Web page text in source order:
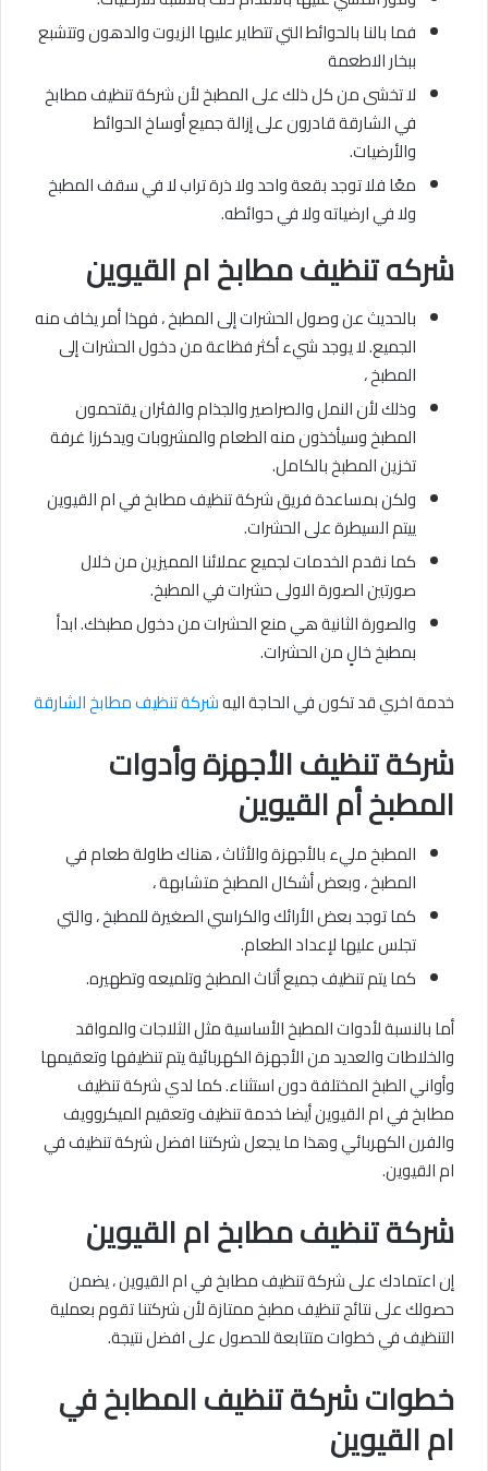
فما بالنا بالحوائط التي تتطاير عليها الزيوت والدهون وتتشبع
ببخار الاطعمة
لا تخشى من كل ذلك على المطبخ لأن شركة تنظيف مطابخ
في الشارقة قادرون على إزالة جميع أوساخ الحوائط
والأرضيات.
معًا فلا توجد بقعة واحد ولا ذرة تراب لا في سقف المطبخ
ولا في ارضياته ولا في حوائطه.
شركه تنظيف مطابخ ام القيوين
بالحديث عن وصول الحشرات إلى المطبخ ، فهذا أمر يخاف منه
الجميع. لا يوجد شيء أكثر فظاعة من دخول الحشرات إلى
المطبخ ،
وذلك لأن النمل والصراصير والجذام والفئران يقتحمون
المطبخ وسيأخذون منه الطعام والمشروبات ويدكرزا غرفة
تخزين المطبخ بالكامل.
ولكن بمساعدة فريق شركة تنظيف مطابخ في ام القيوين
ييتم السيطرة على الحشرات.
كما نقدم الخدمات لجميع عملائنا المميزين من خلال
صورتين الصورة الاولى حشرات في المطبخ.
والصورة الثانية هي منع الحشرات من دخول مطبخك. ابدأ
بمطبخ خالٍ من الحشرات.
خدمة اخري قد تكون في الحاجة اليهشركة تنظيف مطابخ الشارقة
شركةتنظيف الأجهزة وأدوات
المطبخأم القيوين
المطبخ مليء بالأجهزة والأثاث ، هناك طاولة طعام في
المطبخ ، وبعض أشكال المطبخ متشابهة ،
كما توجد بعض الأرائك والكراسي الصغيرة للمطبخ ، والتي
تجلس عليها لإعداد الطعام.
كما يتم تنظيف جميع أثاث المطبخ وتلميعه وتطهيره.
أما بالنسبة لأدوات المطبخ الأساسية مثل الثلاجات والمواقد
والخلاطات والعديد من الأجهزة الكهربائية يتم تنظيفها وتعقيمها
وأواني الطبخ المختلفة دون استثناء. كما لدي شركة تنظيف
مطابخ في ام القيوين أيضا خدمة تنظيف وتعقيم الميكروويف
والفرن الكهربائي وهذا ما يجعل شركتنا افضل شركة تنظيف في
ام القيوين.
شركة تنظيف مطابخام القيوين
إن اعتمادك على شركة تنظيف مطابخ في ام القيوين ، يضمن
حصولك على نتائج تنظيف مطبخ ممتازة لأن شركتنا تقوم بعملية
التنظيف في خطوات متتابعة للحصول على افضل نتيجة.
خطوات شركة تنظيف المطابخ في
ام القيوين